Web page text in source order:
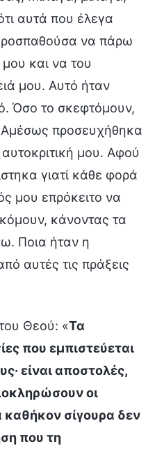
αυτά που έλεγα
να πάρω
και να του
μου. Αυτό ήταν
Όσο το σκεφτόμουν,
Αμέσως προσευχήθηκα
μου. Αφού
γιατί κάθε φορά
μου επρόκειτο να
κάνοντας τα
Ποια ήταν η
αυτές τις πράξεις
Θεού: «Τα
που εμπιστεύεται
είναι αποστολές,
οι
σίγουρα δεν
που τη